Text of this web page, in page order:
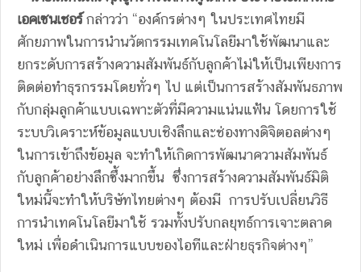
เอคเซนเชอร์กล่าวว่า “องค์กรต่างๆ ในประเทศไทยมี
ศักยภาพในการนำนวัตกรรมเทคโนโลยีมาใช้พัฒนาและ
ยกระดับการสร้างความสัมพันธ์กับลูกค้าไม่ให้เป็นเพียงการ
ติดต่อทำธุรกรรมโดยทั่วๆ ไป แต่เป็นการสร้างสัมพันธภาพ
กับกลุ่มลูกค้าแบบเฉพาะตัวที่มีความแน่นแฟ้น โดยการใช้
ระบบวิเคราะห์ข้อมูลแบบเชิงลึกและช่องทางดิจิตอลต่างๆ
ในการเข้าถึงข้อมูล จะทำให้เกิดการพัฒนาความสัมพันธ์
กับลูกค้าอย่างลึกซึ้งมากขึ้น ซึ่งการสร้างความสัมพันธ์มิติ
ใหม่นี้จะทำให้บริษัทไทยต่างๆ ต้องมี การปรับเปลี่ยนวิธี
การนำเทคโนโลยีมาใช้ รวมทั้งปรับกลยุทธ์การเจาะตลาด
ใหม่ เพื่อดำเนินการแบบของไอทีและฝ่ายธุรกิจต่างๆ”